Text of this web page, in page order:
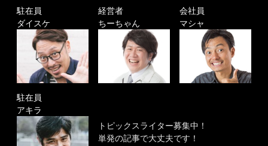
駐在員
ダイスケ
経営者
ちーちゃん
会社員
マシャ
駐在員
アキラ
トピックスライター募集中！
単発の記事で大丈夫です！